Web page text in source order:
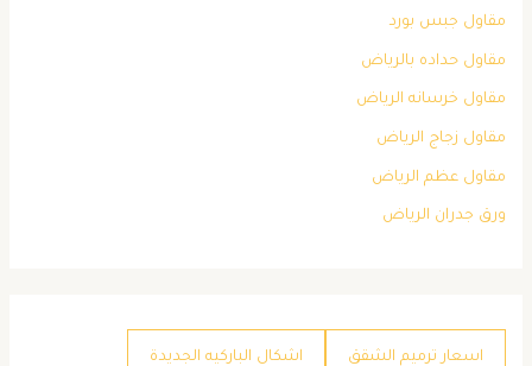
مقاول جبس بورد
مقاول حداده بالرياض
مقاول خرسانه الرياض
مقاول زجاج الرياض
مقاول عظم الرياض
ورق جدران الرياض
اسعار ترميم الشقق اشكال الباركيه الجديدة